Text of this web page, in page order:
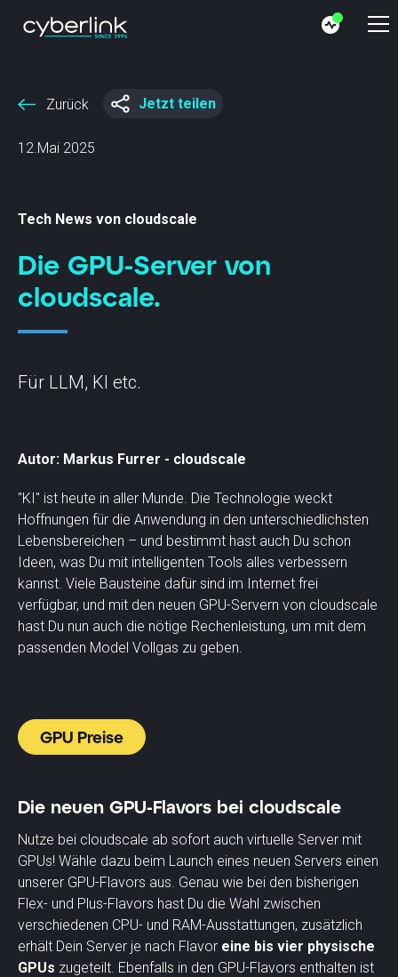
Zurück Jetzt teilen
12.Mai 2025
Tech News von cloudscale
Die GPU-Server von
cloudscale.
Für LLM, KI etc.
Autor: Markus Furrer - cloudscale
"KI" ist heute in aller Munde. Die Technologie weckt
Hoffnungen für die Anwendung in den unterschiedlichsten
Lebensbereichen – und bestimmt hast auch Du schon
Ideen, was Du mit intelligenten Tools alles verbessern
kannst. Viele Bausteine dafür sind im Internet frei
verfügbar, und mit den neuen GPU-Servern von cloudscale
hast Du nun auch die nötige Rechenleistung, um mit dem
passenden Model Vollgas zu geben.
GPU Preise
Die neuen GPU-Flavors bei cloudscale
Nutze bei cloudscale ab sofort auch virtuelle Server mit
GPUs! Wähle dazu beim Launch eines neuen Servers einen
unserer GPU-Flavors aus. Genau wie bei den bisherigen
Flex- und Plus-Flavors hast Du die Wahl zwischen
verschiedenen CPU- und RAM-Ausstattungen, zusätzlich
erhält Dein Server je nach Flavor eine bis vier physische
GPUs zugeteilt. Ebenfalls in den GPU-Flavors enthalten ist